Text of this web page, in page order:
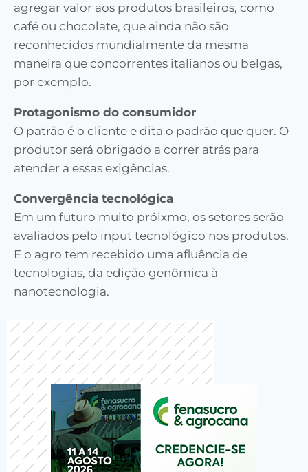
agregar valor aos produtos brasileiros, como
café ou chocolate, que ainda não são
reconhecidos mundialmente da mesma
maneira que concorrentes italianos ou belgas,
por exemplo.
Protagonismo do consumidor
O patrão é o cliente e dita o padrão que quer. O
produtor será obrigado a correr atrás para
atender a essas exigências.
Convergência tecnológica
Em um futuro muito próixmo, os setores serão
avaliados pelo input tecnológico nos produtos.
E o agro tem recebido uma afluência de
tecnologias, da edição genômica à
nanotecnologia.